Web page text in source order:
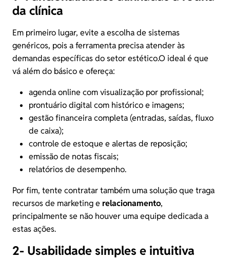
da clínica
Em primeiro lugar, evite a escolha de sistemas
genéricos, pois a ferramenta precisa atender às
demandas específicas do setor estético.O ideal é que
vá além do básico e ofereça:
agenda online com visualização por profissional;
prontuário digital com histórico e imagens;
gestão financeira completa (entradas, saídas, fluxo
de caixa);
controle de estoque e alertas de reposição;
emissão de notas fiscais;
relatórios de desempenho.
Por fim, tente contratar também uma solução que traga
recursos de marketing e relacionamento,
principalmente se não houver uma equipe dedicada a
estas ações.
2- Usabilidade simples e intuitiva